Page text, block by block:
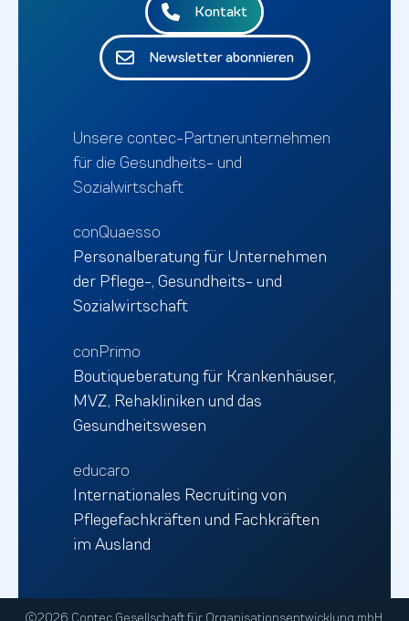
Kontakt
Newsletter abonnieren
Unsere contec-Partnerunternehmen
für die Gesundheits- und
Sozialwirtschaft
conQuaesso
Personalberatung für Unternehmen
der Pflege-, Gesundheits- und
Sozialwirtschaft
conPrimo
Boutiqueberatung für Krankenhäuser,
MVZ, Rehakliniken und das
Gesundheitswesen
educaro
Internationales Recruiting von
Pflegefachkräften und Fachkräften
im Ausland